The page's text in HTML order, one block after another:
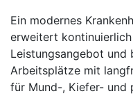
Ein modernes
erweitert
Leistungsangebot
Arbeitsplätze mit
für Mund-, Kiefer- und